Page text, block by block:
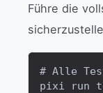
Führe die
# Alle
pixi run